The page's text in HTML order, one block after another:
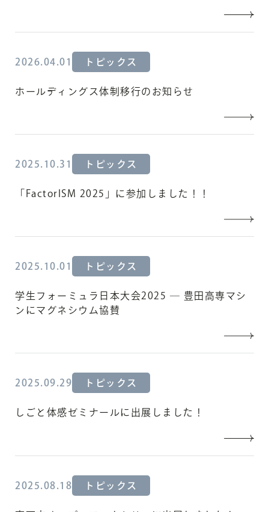
2026.04.01 トピックス
ホールディングス体制移行のお知らせ
2025.10.31 トピックス
「FactorISM 2025」に参加しました！！
2025.10.01 トピックス
学生フォーミュラ日本大会2025 ― 豊田高専マシ
ンにマグネシウム協賛
2025.09.29 トピックス
しごと体感ゼミナールに出展しました！
2025.08.18 トピックス